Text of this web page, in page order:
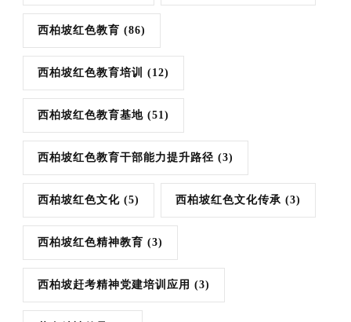
西柏坡红色教育 (86)
西柏坡红色教育培训 (12)
西柏坡红色教育基地 (51)
西柏坡红色教育干部能力提升路径 (3)
西柏坡红色文化 (5) 西柏坡红色文化传承 (3)
西柏坡红色精神教育 (3)
西柏坡赶考精神党建培训应用 (3)